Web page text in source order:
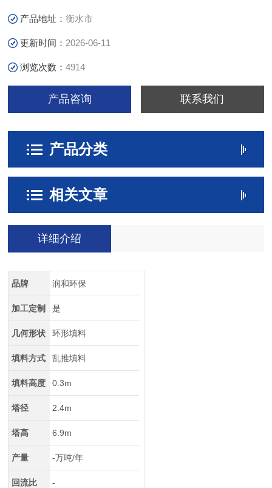
产品地址：衡水市
更新时间： 2026-06-11
浏览次数：4914
产品咨询 联系我们
产品分类
相关文章
详细介绍
品牌 润和环保
加工定制 是
几何形状 环形填料
填料方式 乱推填料
填料高度 0.3m
塔径 2.4m
塔高 6.9m
产量 -万吨/年
回流比 -